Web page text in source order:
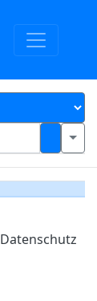
Datenschutz